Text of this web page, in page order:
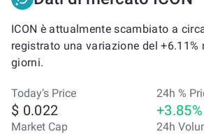
ICON è attualmente scambiato a
registrato una variazione del
giorni.
Today’s Price
$ 0.022
24h %
+3.85%
Market Cap 24h